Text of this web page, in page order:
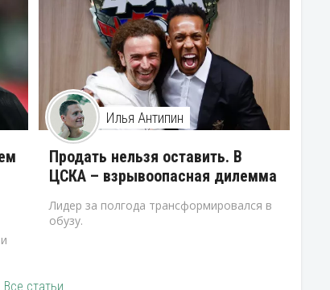
Илья Антипин
Продать нельзя оставить. В
ЦСКА – взрывоопасная дилемма
Лидер за полгода трансформировался в
обузу.
Все статьи